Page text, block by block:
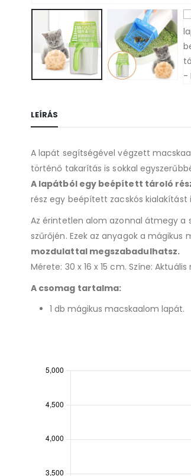
LEÍRÁS
A lapát segítségével végzett
történő takarítás is sokkal
A lapátból egy beépített tároló
rész egy beépített zacskós
Az érintetlen alom azonnal átmegy a
szűrőjén. Ezek az anyagok a
mozdulattal megszabadulhatsz.
Mérete: 30 x 16 x 15 cm. Színe:
A csomag tartalma:
1 db mágikus macskaalom lapát.